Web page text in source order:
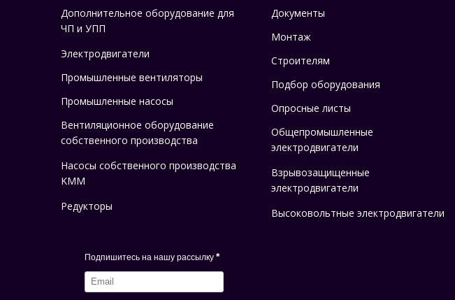
Дополнительное оборудование для
ЧП и УПП
Электродвигатели
Промышленные вентиляторы
Промышленные насосы
Вентиляционное оборудование
собственного производства
Насосы собственного производства
KMM
Редукторы
Подпишитесь на нашу рассылку *
Документы
Монтаж
Строителям
Подбор оборудования
Опросные листы
Общепромышленные
электродвигатели
Взрывозащищенные
электродвигатели
Высоковольтные электродвигатели